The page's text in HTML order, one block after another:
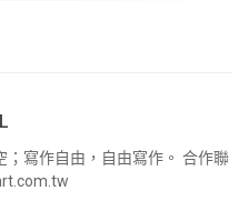
；寫作自由，自由寫作。 合作聯